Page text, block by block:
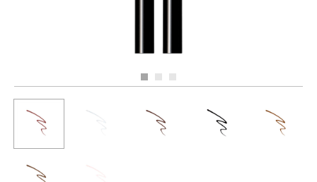
OTHER